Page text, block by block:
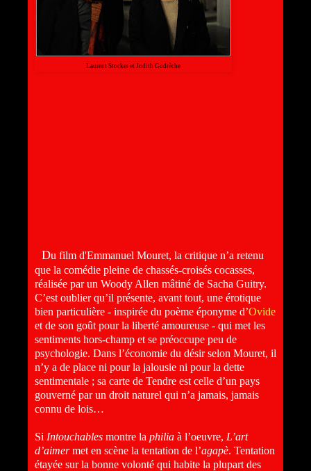
Laurent Stocker et Judith Godrèche
Du film d'Emmanuel Mouret, la critique n’a retenu
que la comédie pleine de chassés-croisés cocasses,
réalisée par un Woody Allen mâtiné de Sacha Guitry.
C’est oublier qu’il présente, avant tout, une érotique
bien particulière - inspirée du poème éponyme d’Ovide
et de son goût pour la liberté amoureuse - qui met les
sentiments hors-champ et se préoccupe peu de
psychologie. Dans l’économie du désir selon Mouret, il
n’y a de place ni pour la jalousie ni pour la dette
sentimentale ; sa carte de Tendre est celle d’un pays
gouverné par un droit naturel qui n’a jamais, jamais
connu de lois…
Si Intouchables montre la philia à l’oeuvre, L’art
d’aimermet en scène la tentation de l’agapè. Tentation
étayée sur la bonne volonté qui habite la plupart des